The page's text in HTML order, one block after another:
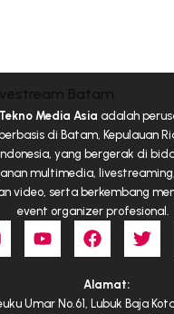
Media Asia adalah
berbasis di Batam, Kepulauan
Indonesia, yang bergerak di
multimedia,
video, serta berkembang
event organizer profesional.
Alamat:
Umar No.61, Lubuk Baja